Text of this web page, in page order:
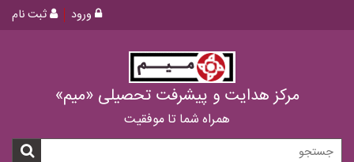
ثبت نام ورود
مرکز هدایت و پیشرفت تحصیلی «میم»
همراه شما تا موفقیت